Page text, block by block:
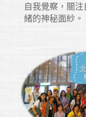
自我覺察，關
緒的神秘面紗。